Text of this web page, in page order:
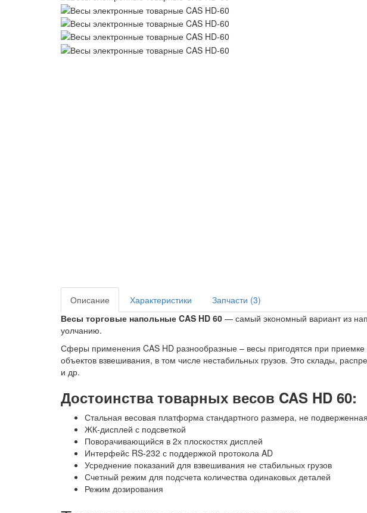
Описание
Характеристики
Запчасти (3)
Весы торговые напольные CAS HD 60 — самый экономный вариант из
уолчанию.
Сферы применения CAS HD разнообразные – весы пригодятся при
объектов взвешивания, в том числе нестабильных грузов. Это склады,
и др.
Достоинства товарных весов CAS HD 60:
Стальная весовая платформа стандартного размера, не
ЖК-дисплей с подсветкой
Поворачивающийся в 2х плоскостях дисплей
Интерфейс RS-232 с поддержкой протокола AD
Усреднение показаний для взвешивания не стабильных грузов
Счетный режим для подсчета количества одинаковых деталей
Режим дозирования